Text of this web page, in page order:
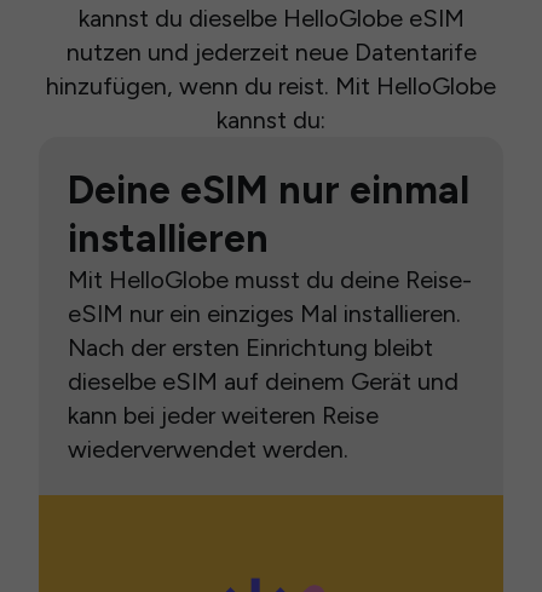
kannst du dieselbe HelloGlobe eSIM
nutzen und jederzeit neue Datentarife
hinzufügen, wenn du reist. Mit HelloGlobe
kannst du:
Deine eSIM nur einmal
installieren
Mit HelloGlobe musst du deine Reise-
eSIM nur ein einziges Mal installieren.
Nach der ersten Einrichtung bleibt
dieselbe eSIM auf deinem Gerät und
kann bei jeder weiteren Reise
wiederverwendet werden.